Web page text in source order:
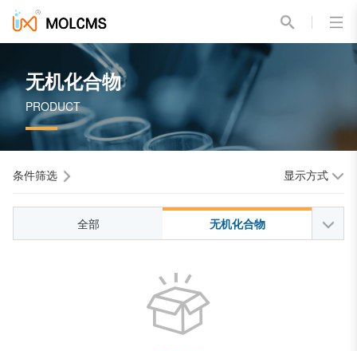
无机化合物
PRODUCT
条件筛选 显示方式
全部 无机化合物